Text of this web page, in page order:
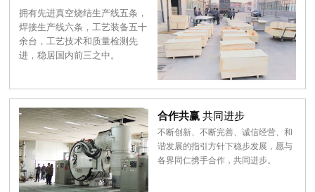
拥有先进真空烧结生产线五条，
焊接生产线六条，工艺装备五十
余台，工艺技术和质量检测先
进，稳居国内前三之中。
合作共赢 共同进步
不断创新、不断完善、诚信经营、和
谐发展的指引方针下稳步发展，愿与
各界同仁携手合作，共同进步。